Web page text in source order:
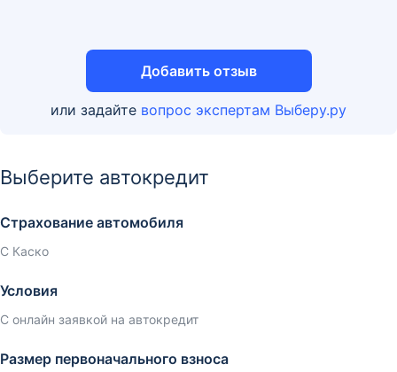
Добавить отзыв
или задайте вопрос экспертам Выберу.ру
Выберите автокредит
Страхование автомобиля
С Каско
Условия
С онлайн заявкой на автокредит
Размер первоначального взноса